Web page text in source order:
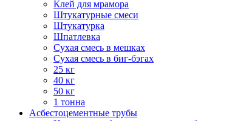
Клей для мрамора
Штукатурные смеси
Штукатурка
Шпатлевка
Сухая смесь в мешках
Сухая смесь в биг-бэгах
25 кг
40 кг
50 кг
1 тонна
Асбестоцементные трубы